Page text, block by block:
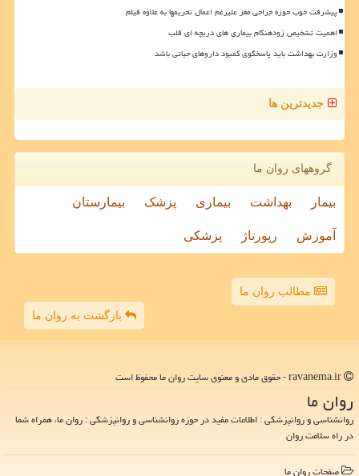
پیشرفت خوب حوزه جراحی مغز علیرغم اعمال تحریمها به علاوه فیلم
اهمیت تشخیص زودهنگام بیماری های دریچه ای قلب
وزارت بهداشت باید پاسخگوی کمبود داروهای حیاتی باشد
جدیدترین ها
گروههای روان ما
بیمار بهداشت بیماری پزشک بیمارستان
آموزش رپورتاژ پزشکی
مطالب روان ما
بازگشت به روان ما
روان ما
روانشناسی و روانپزشکی : اطلاعات مفید در حوزه روانشناسی و روانپزشکی : روان ما، همراه شما
در راه سلامت روان
صفحات روان ما